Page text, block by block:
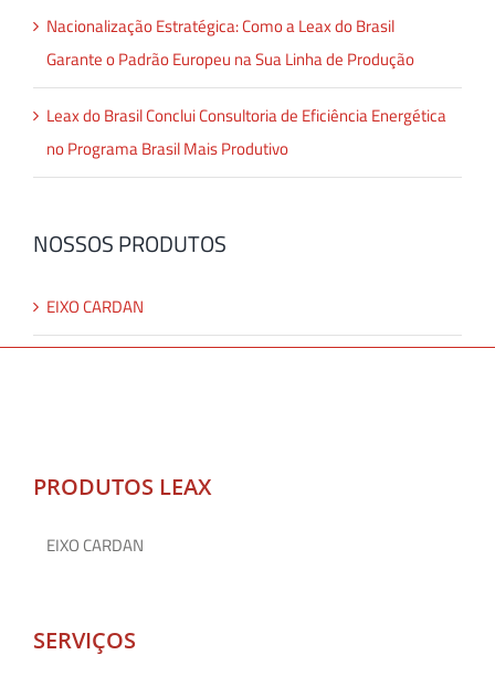
Nacionalização Estratégica: Como a Leax do Brasil
Garante o Padrão Europeu na Sua Linha de Produção
Leax do Brasil Conclui Consultoria de Eficiência Energética
no Programa Brasil Mais Produtivo
NOSSOS PRODUTOS
EIXO CARDAN
PRODUTOS LEAX
EIXO CARDAN
SERVIÇOS